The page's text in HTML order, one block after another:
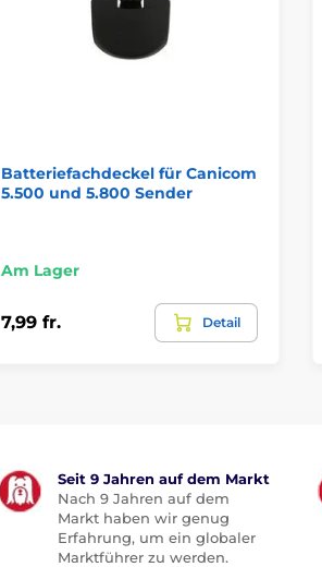
Batteriefachdeckel für Canicom
5.500 und 5.800 Sender
Am Lager
7,99 fr. Detail
Seit 9 Jahren auf dem Markt
Nach 9 Jahren auf dem
Markt haben wir genug
Erfahrung, um ein globaler
Marktführer zu werden.